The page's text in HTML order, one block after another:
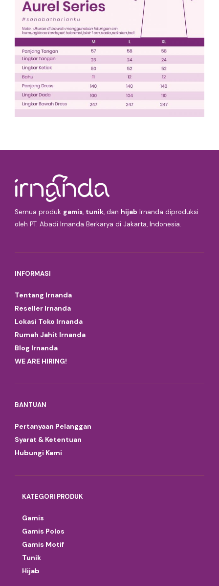
Semua produk gamis, tunik, dan hijab Irnanda diproduksi
oleh PT. Abadi Irnanda Berkarya di Jakarta, Indonesia.
INFORMASI
Tentang Irnanda
Reseller Irnanda
Lokasi Toko Irnanda
Rumah Jahit Irnanda
Blog Irnanda
WE ARE HIRING!
BANTUAN
Pertanyaan Pelanggan
Syarat & Ketentuan
Hubungi Kami
KATEGORI PRODUK
Gamis
Gamis Polos
Gamis Motif
Tunik
Hijab